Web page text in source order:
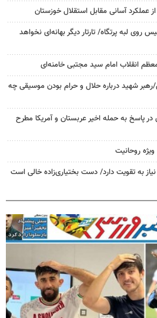
از عملکرد آسانی مقابل استقلال خوزستان
لبه پرتگاه/ تارتار دیگر بهانه‌ای نخواهد
انقلاب امام سید مجتبی خامنه‌ای
شهید درباره حلال و حرام بودن موسیقی چه
در پاسخ به حمله اخیر عربستان و آمریکا مطرح
روحانیت
به تقویت دارد/ دست بختیاری‌زاده خالی است